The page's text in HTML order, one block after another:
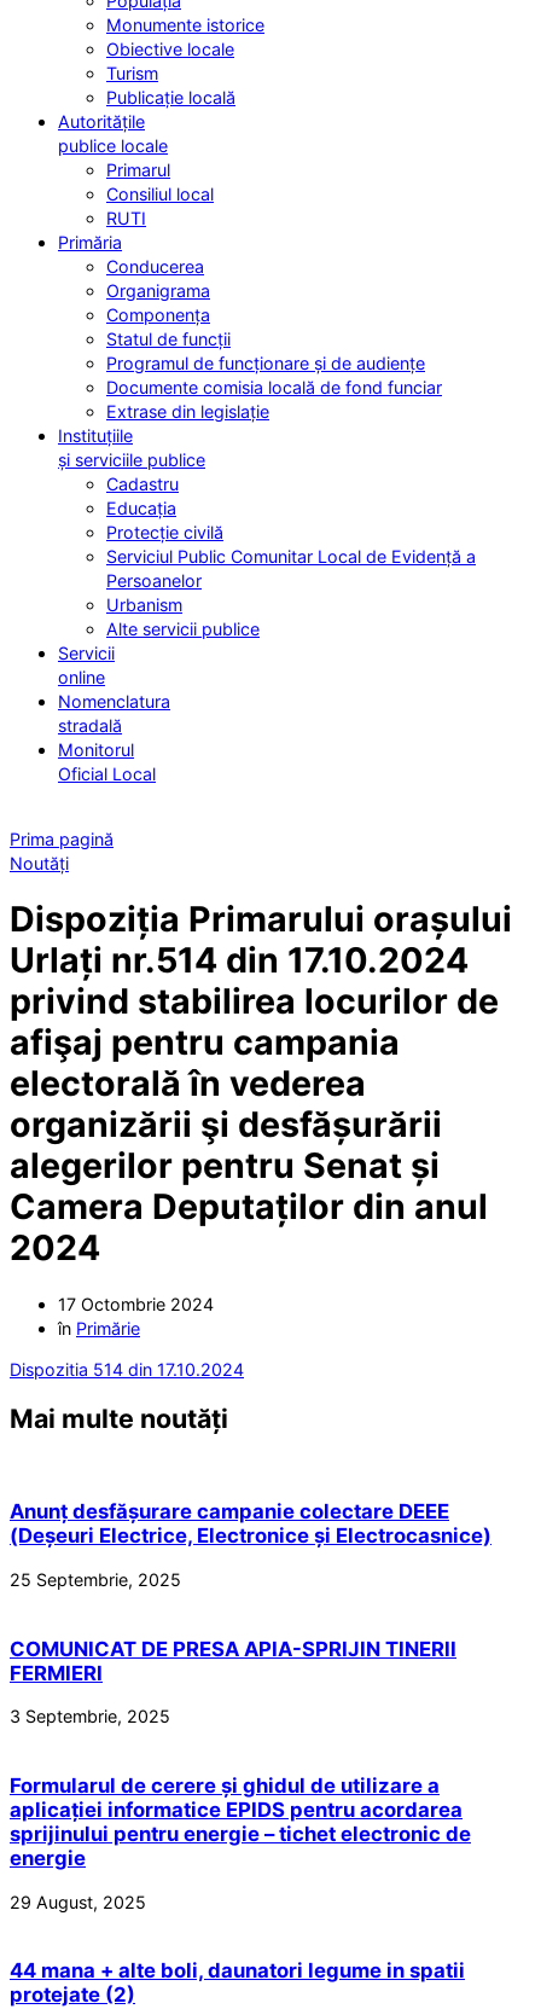
Monumente istorice
Obiective locale
Turism
Publicație locală
Autoritățile
publice locale
Primarul
Consiliul local
RUTI
Primăria
Conducerea
Organigrama
Componența
Statul de funcții
Programul de funcționare și de audiențe
Documente comisia locală de fond funciar
Extrase din legislație
Instituțiile
și serviciile publice
Cadastru
Educația
Protecție civilă
Serviciul Public Comunitar Local de Evidență a
Persoanelor
Urbanism
Alte servicii publice
Servicii
online
Nomenclatura
stradală
Monitorul
Oficial Local
Prima pagină
Noutăți
Dispoziția Primarului orașului
Urlați nr.514 din 17.10.2024
privind stabilirea locurilor de
afişaj pentru campania
electorală în vederea
organizării şi desfășurării
alegerilor pentru Senat și
Camera Deputaților din anul
2024
17 Octombrie 2024
în Primărie
Dispozitia 514 din 17.10.2024
Mai multe noutăți
Anunț desfășurare campanie colectare DEEE
(Deșeuri Electrice, Electronice și Electrocasnice)
25 Septembrie, 2025
COMUNICAT DE PRESA APIA-SPRIJIN TINERII
FERMIERI
3 Septembrie, 2025
Formularul de cerere și ghidul de utilizare a
aplicației informatice EPIDS pentru acordarea
sprijinului pentru energie – tichet electronic de
energie
29 August, 2025
44 mana + alte boli, daunatori legume in spatii
protejate (2)